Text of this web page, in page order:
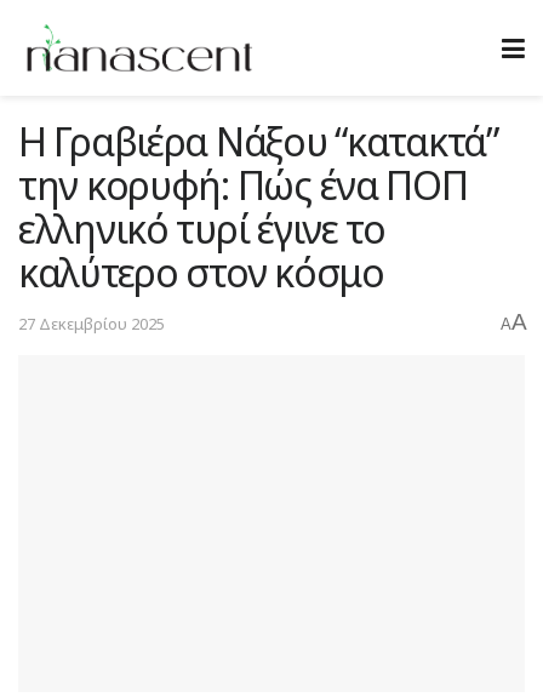
Η Γραβιέρα Νάξου “κατακτά”
την κορυφή: Πώς ένα ΠΟΠ
ελληνικό τυρί έγινε το
καλύτερο στον κόσμο
27 Δεκεμβρίου 2025 AA